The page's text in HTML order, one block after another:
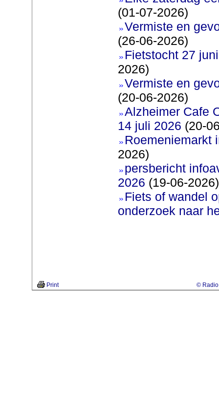
(01-07-2026)
Vermiste en
(26-06-2026)
Fietstocht 27
2026)
Vermiste en
(20-06-2026)
Alzheimer Cafe
14 juli 2026 (20-
Roemeniemarkt
2026)
persbericht
2026 (19-06-2026)
Fiets of wandel
onderzoek naar
Print © Radio